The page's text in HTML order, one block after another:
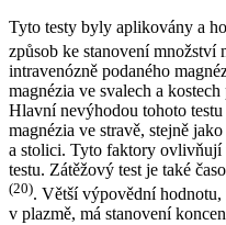
Tyto testy byly aplikovány a
způsob ke stanovení množství
intravenózně podaného
magnézia ve svalech a
Hlavní nevýhodou tohoto
magnézia ve stravě, stejně
a stolici. Tyto faktory ovlivňují
testu. Zátěžový test je také
(20). Větší výpovědní
v plazmě, má stanovení